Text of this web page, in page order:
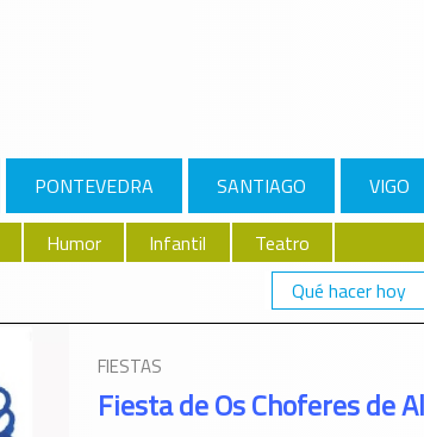
PONTEVEDRA SANTIAGO VIGO
Humor Infantil
Teatro
Qué hacer hoy
FIESTAS
Fiesta de Os Choferes de